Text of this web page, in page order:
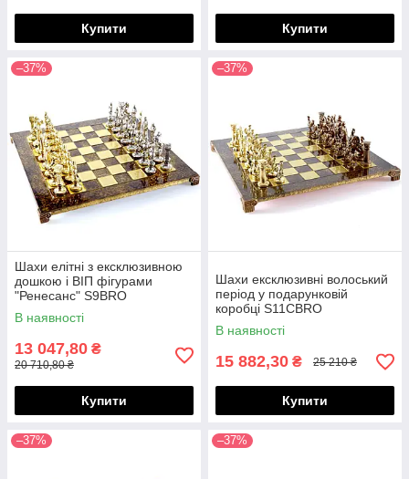
Купити Купити
–37%
Шахи елітні з ексклюзивною
дошкою і ВІП фігурами
"Ренесанс" S9BRO
В наявності
13 047,80 ₴
20 710,80 ₴
Купити
–37%
Шахи ексклюзивні волоський
період у подарунковій
коробці S11CBRO
В наявності
15 882,30 ₴ 25 210 ₴
Купити
–37% –37%